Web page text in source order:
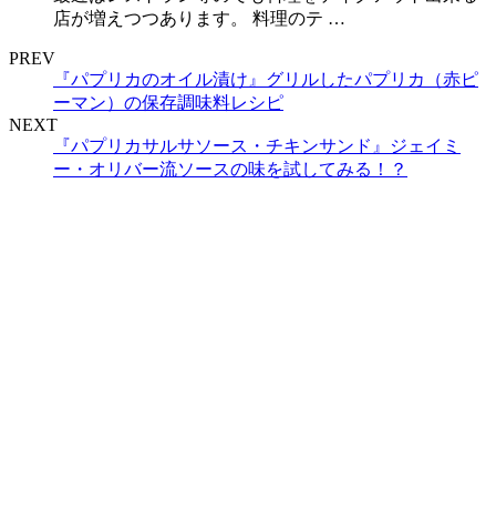
店が増えつつあります。 料理のテ …
PREV
『パプリカのオイル漬け』グリルしたパプリカ（赤ピ
ーマン）の保存調味料レシピ
NEXT
『パプリカサルサソース・チキンサンド』ジェイミ
ー・オリバー流ソースの味を試してみる！？